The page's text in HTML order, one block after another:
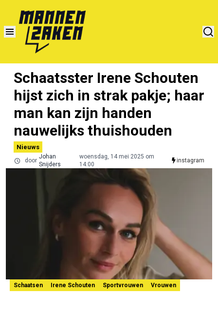
Schaatsster Irene Schouten
hijst zich in strak pakje; haar
man kan zijn handen
nauwelijks thuishouden
Nieuws
door
Johan
Snijders
woensdag, 14 mei 2025 om
14:00
instagram
Schaatsen Irene Schouten Sportvrouwen Vrouwen